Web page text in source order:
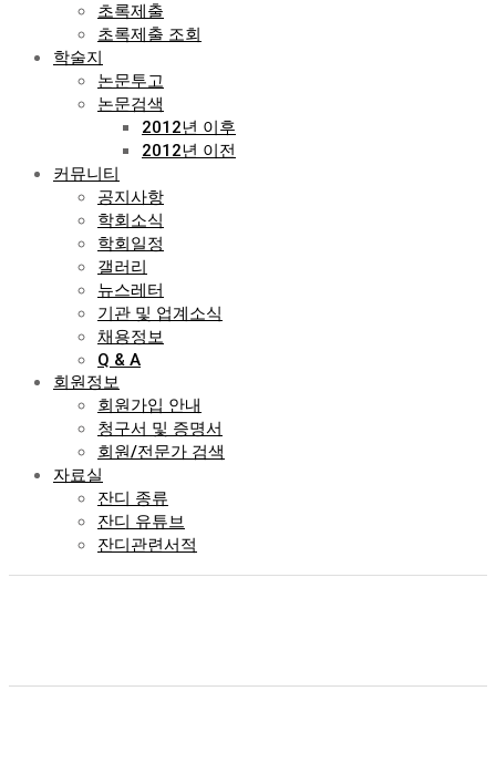
초록제출
초록제출 조회
학술지
논문투고
논문검색
2012년 이후
2012년 이전
커뮤니티
공지사항
학회소식
학회일정
갤러리
뉴스레터
기관 및 업계소식
채용정보
Q & A
회원정보
회원가입 안내
청구서 및 증명서
회원/전문가 검색
자료실
잔디 종류
잔디 유튜브
잔디관련서적